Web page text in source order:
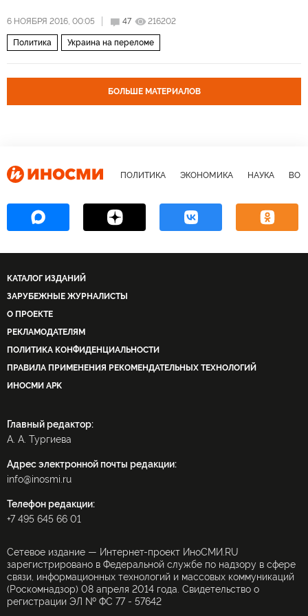
6 НОЯБРЯ 2016, 00:05 47 216202
Политика Украина на переломе
БОЛЬШЕ МАТЕРИАЛОВ
ПОЛИТИКА ЭКОНОМИКА НАУКА
КАТАЛОГ ИЗДАНИЙ
ЗАРУБЕЖНЫЕ ЖУРНАЛИСТЫ
О ПРОЕКТЕ
РЕКЛАМОДАТЕЛЯМ
ПОЛИТИКА КОНФИДЕНЦИАЛЬНОСТИ
ПРАВИЛА ПРИМЕНЕНИЯ РЕКОМЕНДАТЕЛЬНЫХ ТЕХНОЛОГИЙ
ИНОСМИ APK
Главный редактор:
А. А. Тургиева
Адрес электронной почты редакции:
info@inosmi.ru
Телефон редакции:
+7 495 645 66 01
Сетевое издание — Интернет-проект ИноСМИ.RU
зарегистрировано в Федеральной службе по надзору в сфере
связи, информационных технологий и массовых коммуникаций
(Роскомнадзор) 08 апреля 2014 года. Свидетельство о
регистрации ЭЛ № ФС 77 - 57642